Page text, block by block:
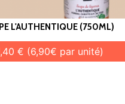
L'AUTHENTIQUE (750ML)
€ (6,90€ par unité)